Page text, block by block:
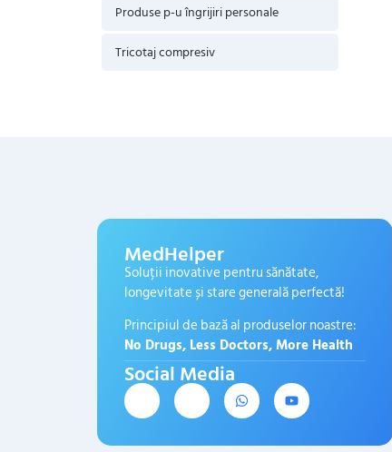
Produse p-u îngrijiri personale
Tricotaj compresiv
MedHelper
Soluții inovative pentru sănătate,
longevitate și stare generală perfectă!
Principiul de bază al produselor noastre:
No Drugs, Less Doctors, More Health
Social Media